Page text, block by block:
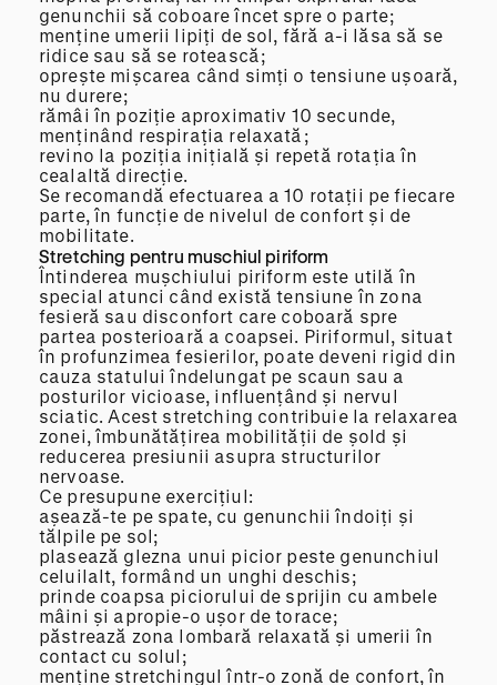
genunchii să coboare încet spre o parte;
menține umerii lipiți de sol, fără a-i lăsa să se
ridice sau să se rotească;
oprește mișcarea când simți o tensiune ușoară,
nu durere;
rămâi în poziție aproximativ 10 secunde,
menținând respirația relaxată;
revino la poziția inițială și repetă rotația în
cealaltă direcție.
Se recomandă efectuarea a 10 rotații pe fiecare
parte, în funcție de nivelul de confort și de
mobilitate.
Stretching pentru muschiul piriform
Întinderea mușchiului piriform este utilă în
special atunci când există tensiune în zona
fesieră sau disconfort care coboară spre
partea posterioară a coapsei. Piriformul, situat
în profunzimea fesierilor, poate deveni rigid din
cauza statului îndelungat pe scaun sau a
posturilor vicioase, influențând și nervul
sciatic. Acest stretching contribuie la relaxarea
zonei, îmbunătățirea mobilității de șold și
reducerea presiunii asupra structurilor
nervoase.
Ce presupune exercițiul:
așează-te pe spate, cu genunchii îndoiți și
tălpile pe sol;
plasează glezna unui picior peste genunchiul
celuilalt, formând un unghi deschis;
prinde coapsa piciorului de sprijin cu ambele
mâini și apropie-o ușor de torace;
păstrează zona lombară relaxată și umerii în
contact cu solul;
menține stretchingul într-o zonă de confort, în